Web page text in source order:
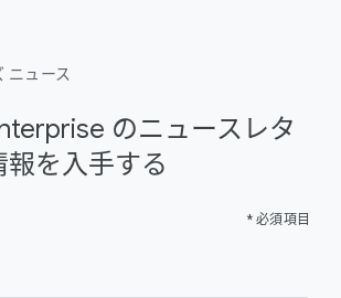
ニュース
のニュースレタ
報を入手する
* 必須項目